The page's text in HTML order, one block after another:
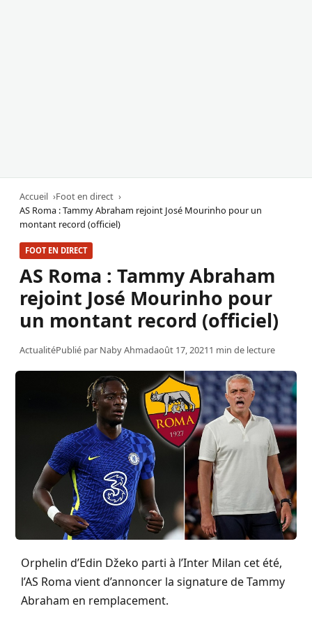
Accueil
Foot en direct
AS Roma : Tammy Abraham rejoint José Mourinho pour un
montant record (officiel)
FOOT EN DIRECT
AS Roma : Tammy Abraham
rejoint José Mourinho pour
un montant record (officiel)
ActualitéPublié par Naby Ahmadaoût 17, 20211 min de lecture
Orphelin d’Edin Džeko parti à l’Inter Milan cet été,
l’AS Roma vient d’annoncer la signature de Tammy
Abraham en remplacement.